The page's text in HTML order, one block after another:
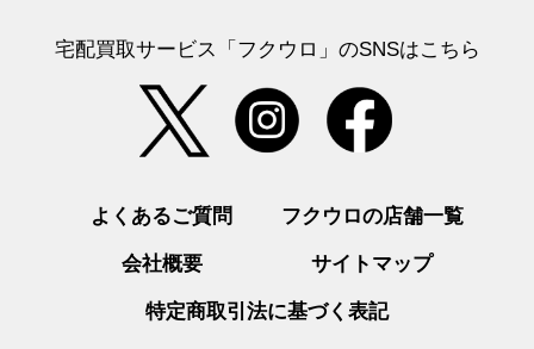
宅配買取サービス「フクウロ」のSNSはこちら
よくあるご質問 フクウロの店舗一覧
会社概要 サイトマップ
特定商取引法に基づく表記